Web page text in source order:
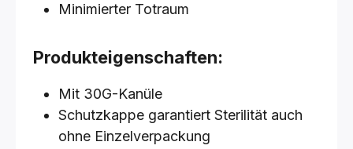
Minimierter Totraum
Produkteigenschaften:
Mit 30G-Kanüle
Schutzkappe garantiert Sterilität auch
ohne Einzelverpackung